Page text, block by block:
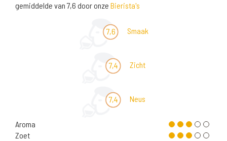
gemiddelde van 7,6 door onze Bierista's
7,6 Smaak
7,4 Zicht
7,4 Neus
Aroma
Zoet